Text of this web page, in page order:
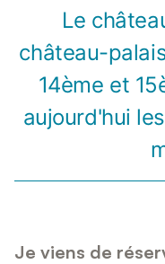
Le
château-
14ème et
aujourd'hui
Je viens de